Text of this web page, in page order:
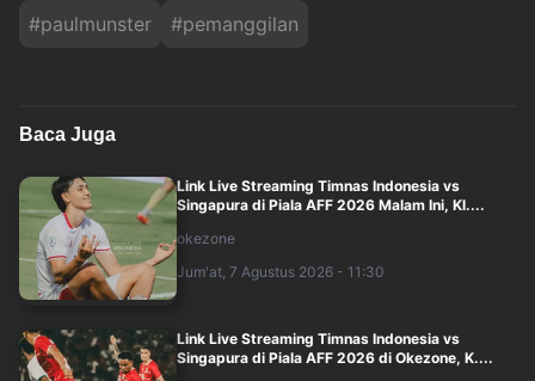
#paulmunster #pemanggilan
Baca Juga
Link Live Streaming Timnas Indonesia vs
Singapura di Piala AFF 2026 Malam Ini, Kl....
okezone
Jum'at, 7 Agustus 2026 - 11:30
Link Live Streaming Timnas Indonesia vs
Singapura di Piala AFF 2026 di Okezone, K....